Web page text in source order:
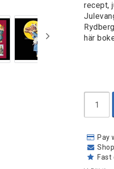
recept,
här
Pay
Fast